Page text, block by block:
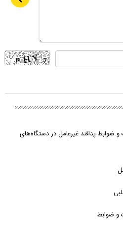
و ضوابط پدافند غیرعامل در دستگاه‌های
و ضوابط